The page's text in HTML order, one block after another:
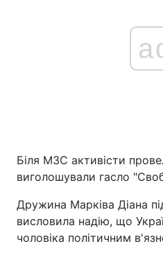
Біля МЗС активісти
виголошували гасло
Дружина Марківа Діана
висловила надію, що
чоловіка політичним